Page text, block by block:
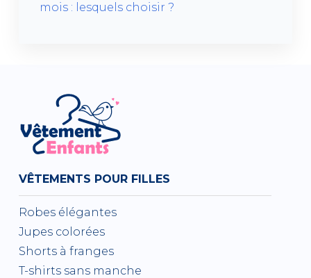
mois : lesquels choisir ?
VÊTEMENTS POUR FILLES
Robes élégantes
Jupes colorées
Shorts à franges
T-shirts sans manche